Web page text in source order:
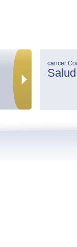
cancer
Salud